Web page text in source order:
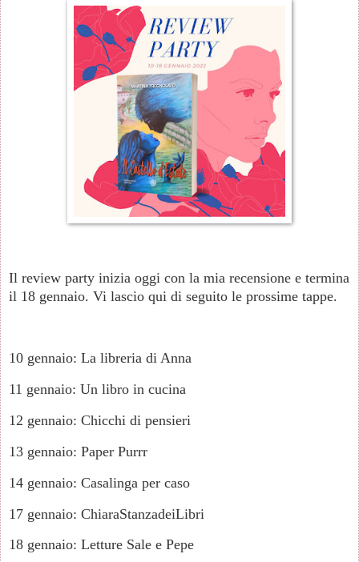
Il review party inizia oggi con la mia recensione e termina
il 18 gennaio. Vi lascio qui di seguito le prossime tappe.
10 gennaio: La libreria di Anna
11 gennaio: Un libro in cucina
12 gennaio: Chicchi di pensieri
13 gennaio: Paper Purrr
14 gennaio: Casalinga per caso
17 gennaio: ChiaraStanzadeiLibri
18 gennaio: Letture Sale e Pepe